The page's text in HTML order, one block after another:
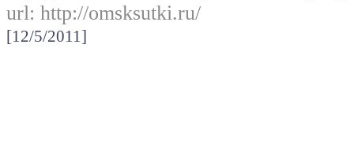
url: http://omsksutki.ru/
[12/5/2011]